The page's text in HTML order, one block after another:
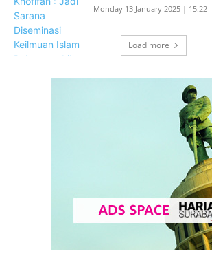
Monday 13 January 2025 | 15:22
Load more